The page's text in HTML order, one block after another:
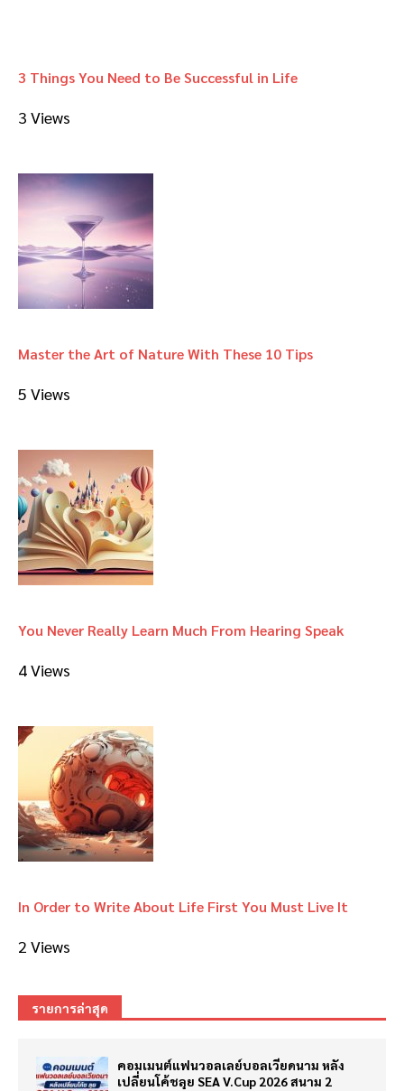
3 Things You Need to Be Successful in Life
3 Views
Master the Art of Nature With These 10 Tips
5 Views
You Never Really Learn Much From Hearing Speak
4 Views
In Order to Write About Life First You Must Live It
2 Views
รายการล่าสุด
คอมเมนต์แฟนวอลเลย์บอลเวียดนาม หลัง
เปลี่ยนโค้ชลุย SEA V.Cup 2026 สนาม 2